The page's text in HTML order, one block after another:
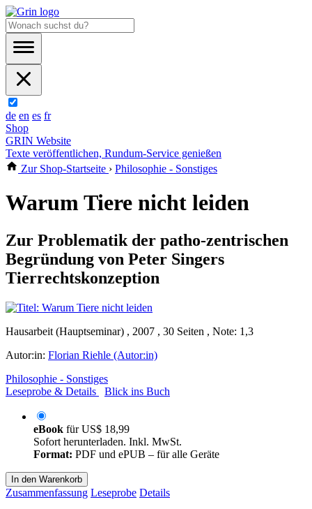
de en es fr
Shop
GRIN Website
Texte veröffentlichen, Rundum-Service genießen
Zur Shop-Startseite › Philosophie - Sonstiges
Warum Tiere nicht leiden
Zur Problematik der patho-zentrischen
Begründung von Peter Singers
Tierrechtskonzeption
Hausarbeit (Hauptseminar) , 2007 , 30 Seiten , Note: 1,3
Autor:in: Florian Riehle (Autor:in)
Philosophie - Sonstiges
Leseprobe & Details
Blick ins Buch
eBook fürUS$ 18,99
Sofort herunterladen. Inkl. MwSt.
Format: PDF und ePUB – für alle Geräte
In den Warenkorb
Zusammenfassung Leseprobe Details